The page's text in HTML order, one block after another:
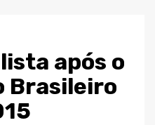
após o
Brasileiro